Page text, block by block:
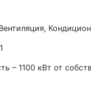
– 1100 кВт от